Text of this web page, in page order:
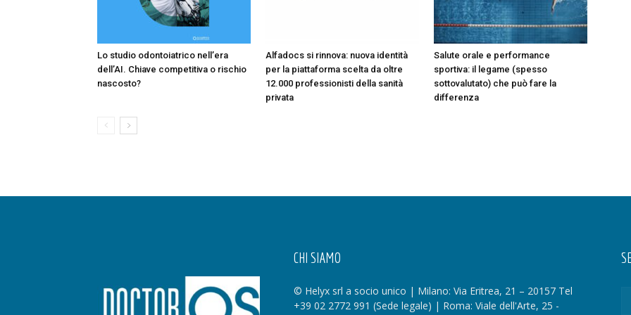
Lo studio odontoiatrico nell’era
dell’AI. Chiave competitiva o rischio
nascosto?
Alfadocs si rinnova: nuova identità
per la piattaforma scelta da oltre
12.000 professionisti della sanità
privata
Salute orale e performance
sportiva: il legame (spesso
sottovalutato) che può fare la
differenza
CHI SIAMO
© Helyx srl a socio unico | Milano: Via Eritrea, 21 – 20157 Tel
+39 02 2772 991 (Sede legale) | Roma: Viale dell'Arte, 25 -